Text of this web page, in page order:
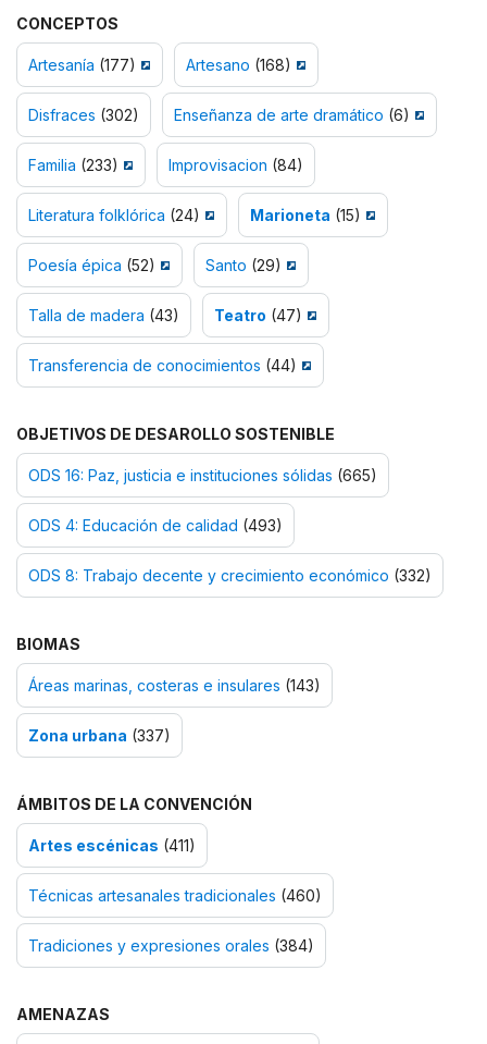
CONCEPTOS
Artesanía (177) Artesano (168)
Disfraces (302) Enseñanza de arte dramático (6)
Familia (233) Improvisacion (84)
Literatura folklórica (24) Marioneta (15)
Poesía épica (52) Santo (29)
Talla de madera (43) Teatro (47)
Transferencia de conocimientos (44)
OBJETIVOS DE DESAROLLO SOSTENIBLE
ODS 16: Paz, justicia e instituciones sólidas (665)
ODS 4: Educación de calidad (493)
ODS 8: Trabajo decente y crecimiento económico (332)
BIOMAS
Áreas marinas, costeras e insulares (143)
Zona urbana (337)
ÁMBITOS DE LA CONVENCIÓN
Artes escénicas (411)
Técnicas artesanales tradicionales (460)
Tradiciones y expresiones orales (384)
AMENAZAS